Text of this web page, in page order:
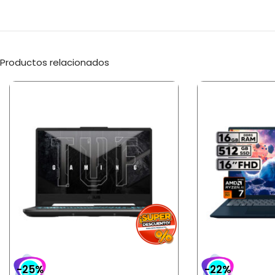
Productos relacionados
-25% -22%